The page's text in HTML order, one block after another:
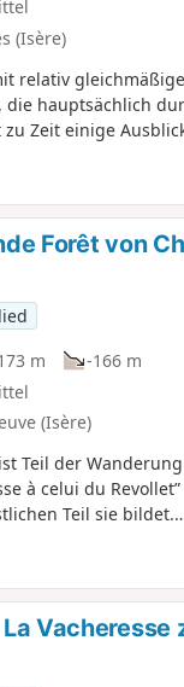
(Isère)
relativ
die hauptsächlich
Zeit einige
Forêt von
m
-166 m
(Isère)
Teil der Wanderung
à celui du Revollet”
Teil sie bildet.
Wenige Straßen
gepflegte Wege,
angenehm sind.
Vacheresse